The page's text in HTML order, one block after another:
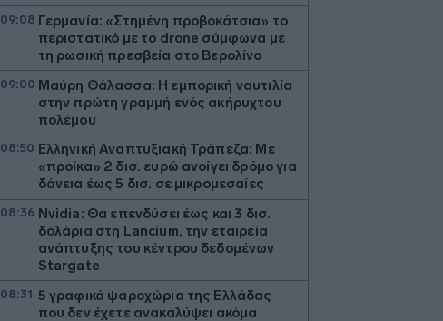
09:08 Γερμανία: «Στημένη προβοκάτσια» το
περιστατικό με το drone σύμφωνα με
τη ρωσική πρεσβεία στο Βερολίνο
09:00 Μαύρη Θάλασσα: Η εμπορική ναυτιλία
στην πρώτη γραμμή ενός ακήρυχτου
πολέμου
08:50 Ελληνική Αναπτυξιακή Τράπεζα: Με
«προίκα» 2 δισ. ευρώ ανοίγει δρόμο για
δάνεια έως 5 δισ. σε μικρομεσαίες
08:36 Nvidia: Θα επενδύσει έως και 3 δισ.
δολάρια στη Lancium, την εταιρεία
ανάπτυξης του κέντρου δεδομένων
Stargate
08:31 5 γραφικά ψαροχώρια της Ελλάδας
που δεν έχετε ανακαλύψει ακόμα